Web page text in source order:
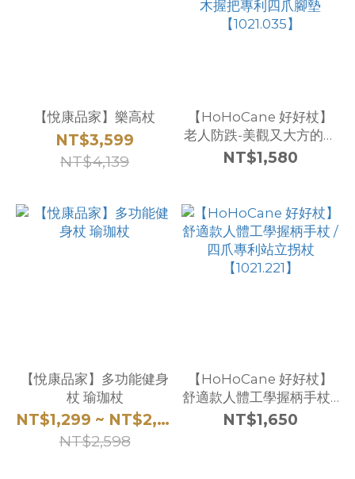
【悅康品家】樂高杖
NT$3,599
NT$4,139
【HoHoCane 好好杖】
老人防跌-美觀又大方的多
功能專利腳墊四爪柺杖 /實
NT$1,580
【悅康品家】多功能健身
杖 瑜珈杖
NT$1,299 ~ NT$2,468
NT$2,598
【HoHoCane 好好杖】
舒適款人體工學握柄手杖 /
四爪專利站立拐杖
NT$1,650